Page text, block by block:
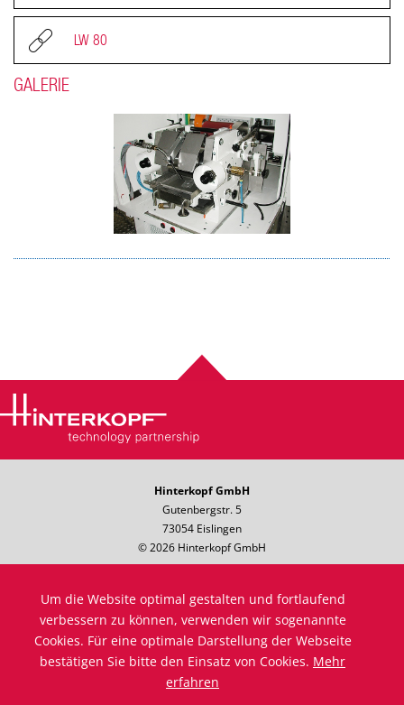
LW 80
GALERIE
Hinterkopf GmbH
Gutenbergstr. 5
73054 Eislingen
© 2026 Hinterkopf GmbH
Telefon: +49 7161 8501-0
Telefax: +49 7161 8501-10
E-Mail:info@hinterkopf.de
Impressum
Datenschutz
Einkaufsbedingungen
Um die Website optimal gestalten und fortlaufend
verbessern zu können, verwenden wir sogenannte
Cookies. Für eine optimale Darstellung der Webseite
bestätigen Sie bitte den Einsatz von Cookies. Mehr
erfahren